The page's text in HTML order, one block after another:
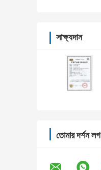
সাক্ষ্যদান
তোমার দর্শন